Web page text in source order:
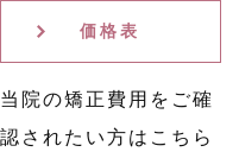
価格表
当院の矯正費用をご確
認されたい方はこちら